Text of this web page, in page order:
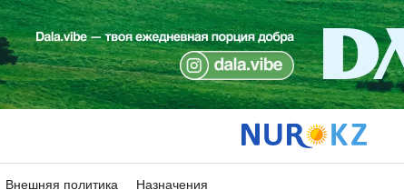
Внешняя политика Назначения